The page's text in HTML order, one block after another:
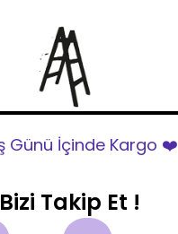
Günü İçinde Kargo ❤️
Bizi Takip Et !